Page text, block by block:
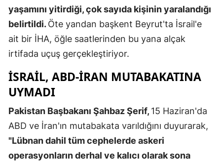
Mersin
Kars
Kayseri
Kırklareli
Kırşehir
yaşamını yitirdiği, çok sayıda kişinin yaralandığı
belirtildi.Öte yandan başkent Beyrut'ta İsrail'e
ait bir İHA, öğle saatlerinden bu yana alçak
irtifada uçuş gerçekleştiriyor.
ISRAIL, ABD-IRAN MUTABAKATINA
UYMADI
Pakistan Başbakanı Şahbaz Şerif, 15 Haziran'da
ABD ve İran'ın mutabakata varıldığını duyurarak,
"Lübnan dahil tüm cephelerde askeri
operasyonların derhal ve kalıcı olarak sona